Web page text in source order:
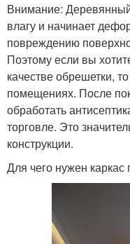
Внимание:
влагу и начинает
повреждению
Поэтому если вы
качестве обрешетки,
помещениях. После
обработать
торговле. Это
конструкции.
Для чего нужен каркас